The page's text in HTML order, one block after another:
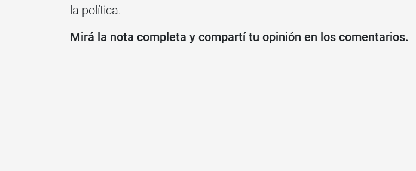
la política.
Mirá la nota completa y compartí tu opinión en los comentarios.